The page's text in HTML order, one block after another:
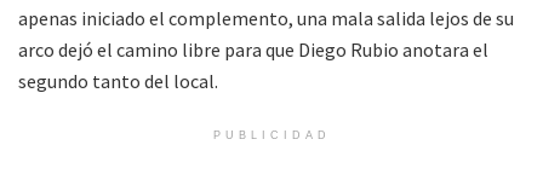
apenas iniciado el complemento, una mala salida lejos de su
arco dejó el camino libre para que Diego Rubio anotara el
segundo tanto del local.
PUBLICIDAD